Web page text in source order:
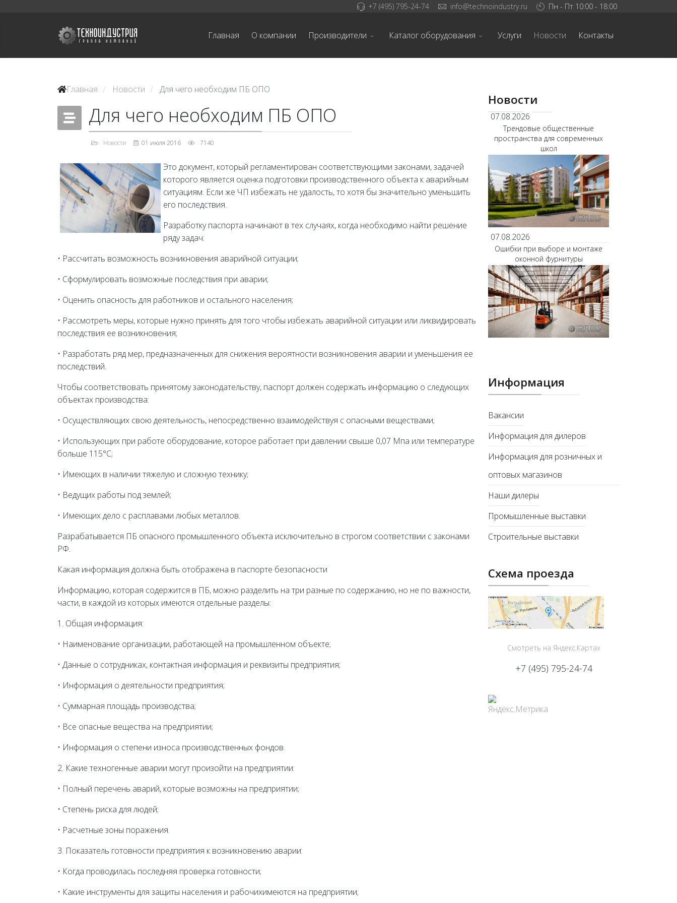
+7 (495) 795-24-74 info@technoindustry.ru Пн - Пт 10:00 - 18:00
Главная О компании Производители Каталог оборудования Услуги Новости Контакты
Главная / Новости / Для чего необходим ПБ ОПО
Для чего необходим ПБ ОПО
Новости 01 июля 2016 7140
Это документ, который регламентирован соответствующими законами, задачей
которого является оценка подготовки производственного объекта к аварийным
ситуациям. Если же ЧП избежать не удалость, то хотя бы значительно уменьшить
его последствия.
Разработку паспорта начинают в тех случаях, когда необходимо найти решение
ряду задач:
• Рассчитать возможность возникновения аварийной ситуации;
• Сформулировать возможные последствия при аварии;
• Оценить опасность для работников и остального населения;
• Рассмотреть меры, которые нужно принять для того чтобы избежать аварийной ситуации или ликвидировать
последствия ее возникновения;
• Разработать ряд мер, предназначенных для снижения вероятности возникновения аварии и уменьшения ее
последствий.
Чтобы соответствовать принятому законодательству, паспорт должен содержать информацию о следующих
объектах производства:
• Осуществляющих свою деятельность, непосредственно взаимодействуя с опасными веществами;
• Использующих при работе оборудование, которое работает при давлении свыше 0,07 Мпа или температуре
больше 115°С;
• Имеющих в наличии тяжелую и сложную технику;
• Ведущих работы под землей;
• Имеющих дело с расплавами любых металлов.
Разрабатывается ПБ опасного промышленного объекта исключительно в строгом соответствии с законами
РФ.
Какая информация должна быть отображена в паспорте безопасности
Информацию, которая содержится в ПБ, можно разделить на три разные по содержанию, но не по важности,
части, в каждой из которых имеются отдельные разделы:
1. Общая информация:
• Наименование организации, работающей на промышленном объекте;
• Данные о сотрудниках, контактная информация и реквизиты предприятия;
• Информация о деятельности предприятия;
• Суммарная площадь производства;
• Все опасные вещества на предприятии;
• Информация о степени износа производственных фондов.
2. Какие техногенные аварии могут произойти на предприятии:
• Полный перечень аварий, которые возможны на предприятии;
• Степень риска для людей;
• Расчетные зоны поражения.
3. Показатель готовности предприятия к возникновению аварии:
• Когда проводилась последняя проверка готовности;
• Какие инструменты для защиты населения и рабочихимеются на предприятии;
Новости
07.08.2026
Трендовые общественные
пространства для современных
школ
07.08.2026
Ошибки при выборе и монтаже
оконной фурнитуры
Информация
Вакансии
Информация для дилеров
Информация для розничных и
оптовых магазинов
Наши дилеры
Промышленные выставки
Строительные выставки
Схема проезда
Смотреть на Яндекс.Картах
+7 (495) 795-24-74